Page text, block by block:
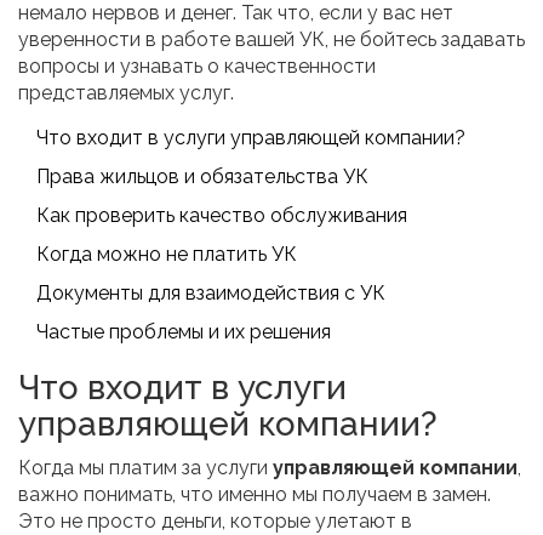
немало нервов и денег. Так что, если у вас нет
уверенности в работе вашей УК, не бойтесь задавать
вопросы и узнавать о качественности
представляемых услуг.
Что входит в услуги управляющей компании?
Права жильцов и обязательства УК
Как проверить качество обслуживания
Когда можно не платить УК
Документы для взаимодействия с УК
Частые проблемы и их решения
Что входит в услуги
управляющей компании?
Когда мы платим за услуги управляющей компании,
важно понимать, что именно мы получаем в замен.
Это не просто деньги, которые улетают в